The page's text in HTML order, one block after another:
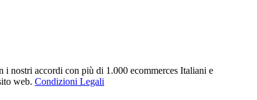
nostri accordi con più di 1.000 ecommerces Italiani e
web. Condizioni Legali